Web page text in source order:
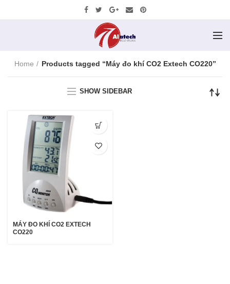
Home Products tagged “Máy đo khí CO2 Extech CO220”
SHOW SIDEBAR
MÁY ĐO KHÍ CO2 EXTECH
CO220